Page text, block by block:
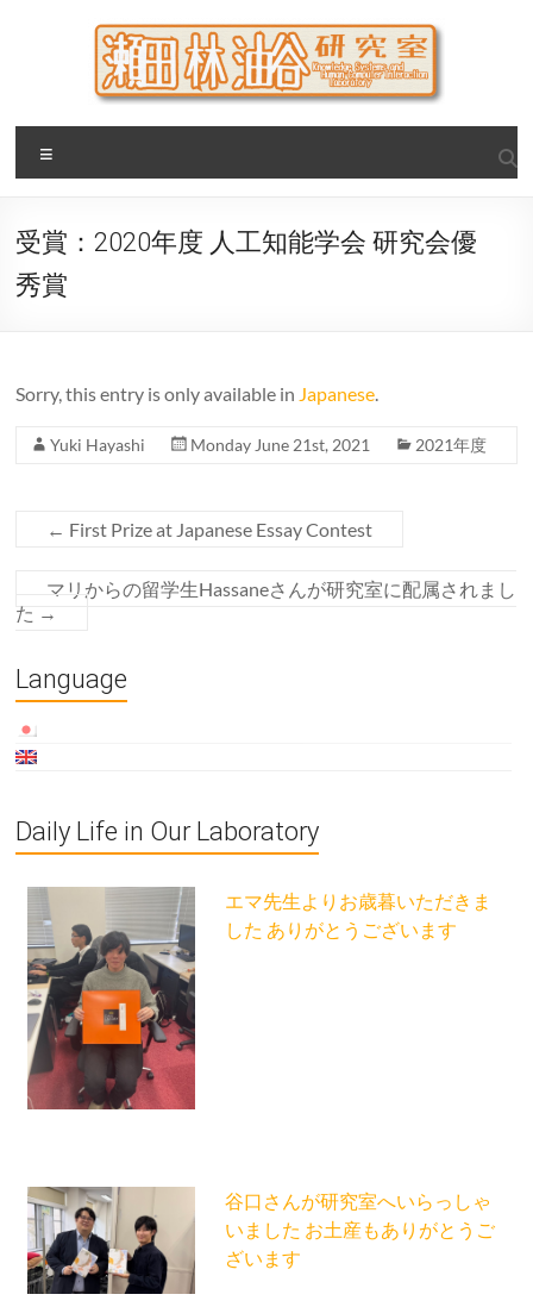
瀬田・林・油谷研究室
大阪公立大学 大学院 情報学研究科 学際情報学専攻 / 大阪府
立大学 理学部 情報数理科学科(大学院 理学系研究科 情報数理
受賞：2020年度 人工知能学会 研究会優
秀賞
Sorry, this entry is only available in Japanese.
Yuki Hayashi Monday June 21st, 2021 2021年度
← First Prize at Japanese Essay Contest
マリからの留学生Hassaneさんが研究室に配属されまし
た →
Language
Daily Life in Our Laboratory
エマ先生よりお歳暮いただきま
した ありがとうございます
谷口さんが研究室へいらっしゃ
いました お土産もありがとうご
ざいます